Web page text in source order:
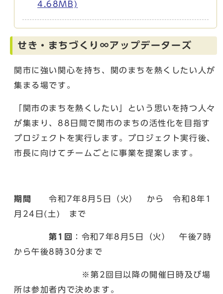
4.68MB)
せき・まちづくり∞アップデーターズ
関市に強い関心を持ち、関のまちを熱くしたい人が
集まる場です。
「関市のまちを熱くしたい」という思いを持つ人々
が集まり、88日間で関市のまちの活性化を目指す
プロジェクトを実行します。プロジェクト実行後、
市長に向けてチームごとに事業を提案します。
期間
令和7年8月5日（火） から 令和8年1
月24日(土) まで
第1回
：令和7年8月5日（火） 午後7時
から午後8時30分まで
※第2回目以降の開催日時及び場
所は参加者内で決めます。